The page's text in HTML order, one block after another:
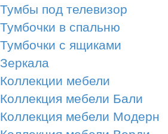
Тумбы под телевизор
Тумбочки в спальню
Тумбочки с ящиками
Зеркала
Коллекции мебели
Коллекция мебели Бали
Коллекция мебели Модерн